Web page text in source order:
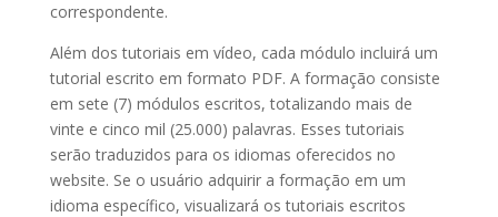
correspondente.
Além dos tutoriais em vídeo, cada módulo incluirá um
tutorial escrito em formato PDF. A formação consiste
em sete (7) módulos escritos, totalizando mais de
vinte e cinco mil (25.000) palavras. Esses tutoriais
serão traduzidos para os idiomas oferecidos no
website. Se o usuário adquirir a formação em um
idioma específico, visualizará os tutoriais escritos